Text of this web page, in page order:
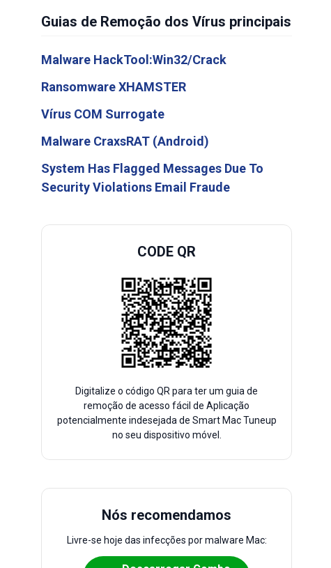
Guias de Remoção dos Vírus principais
Malware HackTool:Win32/Crack
Ransomware XHAMSTER
Vírus COM Surrogate
Malware CraxsRAT (Android)
System Has Flagged Messages Due To
Security Violations Email Fraude
CODE QR
Digitalize o código QR para ter um guia de
remoção de acesso fácil de Aplicação
potencialmente indesejada de Smart Mac Tuneup
no seu dispositivo móvel.
Nós recomendamos
Livre-se hoje das infecções por malware Mac: